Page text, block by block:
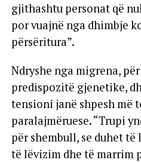
gjithashtu personat që
por vuajnë nga dhimbje
përsëritura”.
Ndryshe nga migrena,
predispozitë gjenetike,
tensioni janë shpesh më
paralajmëruese. “Trupi
për shembull, se duhet
të lëvizim dhe të marrim